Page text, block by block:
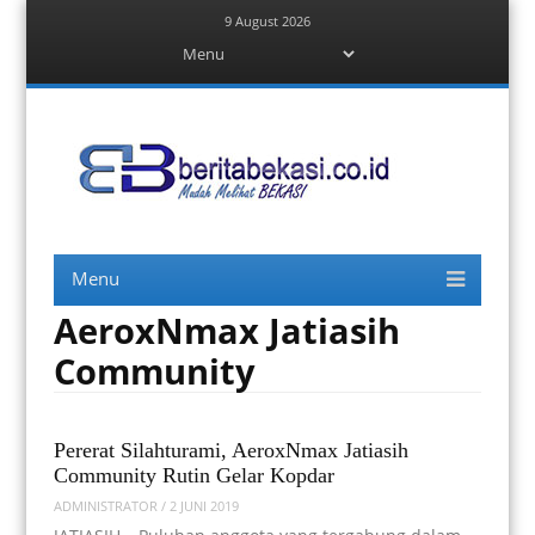
9 August 2026
content
Berita Bekasi
Menu
content
AeroxNmax Jatiasih
Community
Pererat Silahturami, AeroxNmax Jatiasih
Community Rutin Gelar Kopdar
ADMINISTRATOR / 2 JUNI 2019